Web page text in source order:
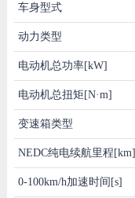
车身型式
动力类型
电动机总功率[kW]
电动机总扭矩[N·m]
变速箱类型
NEDC纯电续航里程[km]
0-100km/h加速时间[s]